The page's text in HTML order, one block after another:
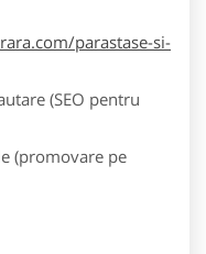
parastase-si-
(SEO pentru
(promovare pe